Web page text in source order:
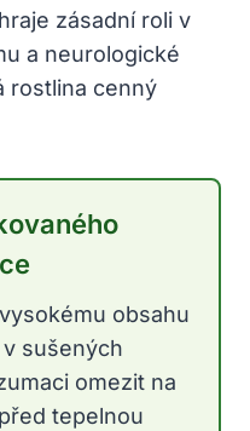
zásadní roli v
a neurologické
rostlina cenný
obsahu
sušených
omezit na
tepelnou